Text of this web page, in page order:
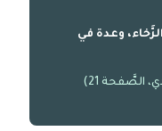
وعدة في